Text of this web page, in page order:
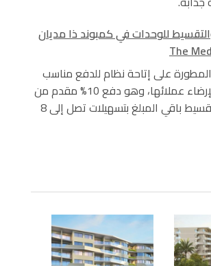
للوحدات في كمبوند ذا مديان
على إتاحة نظام للدفع مناسب
لجميع الأفراد لإرضاء عملائها، وهو دفع 10% مقدم من
سعر الوحدة وتقسيط باقي المبلغ بتسهيلات تصل إلى 8